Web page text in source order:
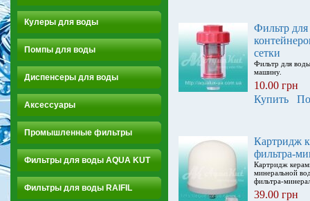
Кулеры для воды
Помпы для воды
Диспенсеры для воды
Аксессуары
Промышленные фильтры
Фильтры для воды AQUA KUT
Фильтры для воды RAIFIL
Фильтр
сетки
Фильтр для
машину.
10.00 грн
Купить
Картридж
фильтра-
Картридж
минеральной
фильтра-
39.00 грн